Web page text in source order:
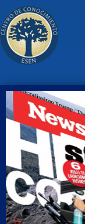
Jump to Content